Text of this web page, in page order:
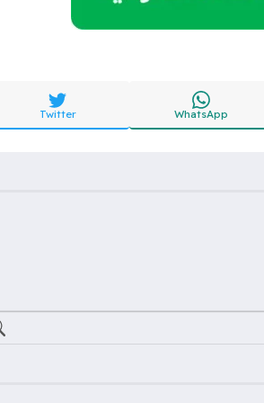
WhatsApp
Twitter